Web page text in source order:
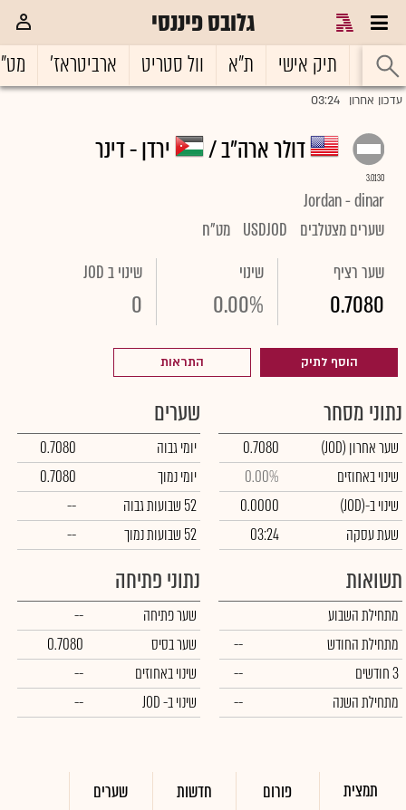
גלובס פיננסי
ראשי תיק אישי ת"א וול סטריט ארביטראז'
עדכון אחרון 03:24
תמצית פורום חדשות שערים
דולר ארה"ב / ירדן - דינר
3.0130
Jordan - dinar
שערים מצטלבים
USDJOD מט"ח
שער רציף
0.7080
שינוי
0.00%
שינוי ב JOD
0
הוסף לתיק התראות
נתוני מסחר
שער אחרון (JOD)
0.7080
שינוי באחוזים
0.00%
שינוי ב-(JOD)
0.0000
שעת עסקה
03:24
שערים
יומי גבוה
0.7080
יומי נמוך
0.7080
52 שבועות גבוה
--
52 שבועות נמוך
--
תשואות
מתחילת השבוע
מתחילת החודש
--
3 חודשים
--
מתחילת השנה
--
נתוני פתיחה
שער פתיחה
--
שער בסיס
0.7080
שינוי באחוזים
--
שינויב- JOD --